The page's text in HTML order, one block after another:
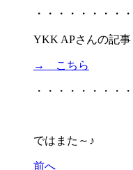
・・・・・・・・
YKK APさんの記事
→ こちら
・・・・・・・・
ではまた～♪
前へ